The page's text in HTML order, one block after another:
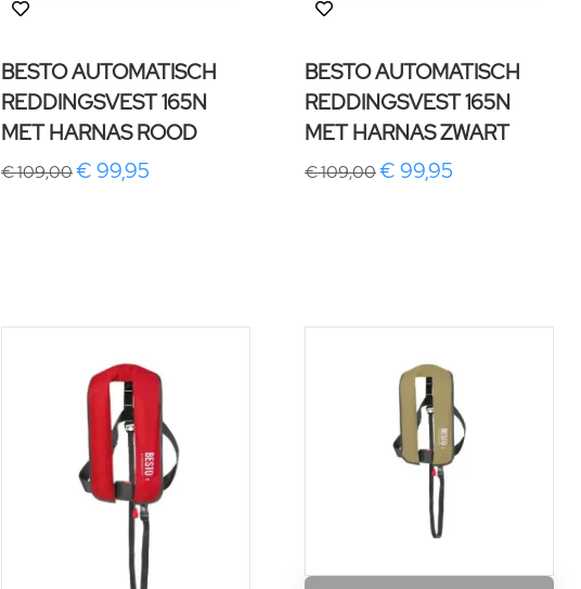
BESTO AUTOMATISCH
REDDINGSVEST 165N
MET HARNAS ROOD
€ 109,00€ 99,95
BESTO AUTOMATISCH
REDDINGSVEST 165N
MET HARNAS ZWART
€ 109,00€ 99,95